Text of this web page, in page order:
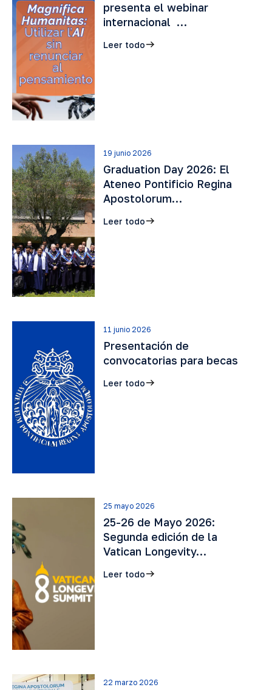
presenta el webinar
internacional …
Leer todo
19 junio 2026
Graduation Day 2026: El
Ateneo Pontificio Regina
Apostolorum…
Leer todo
11 junio 2026
Presentación de
convocatorias para becas
Leer todo
25 mayo 2026
25-26 de Mayo 2026:
Segunda edición de la
Vatican Longevity…
Leer todo
22 marzo 2026